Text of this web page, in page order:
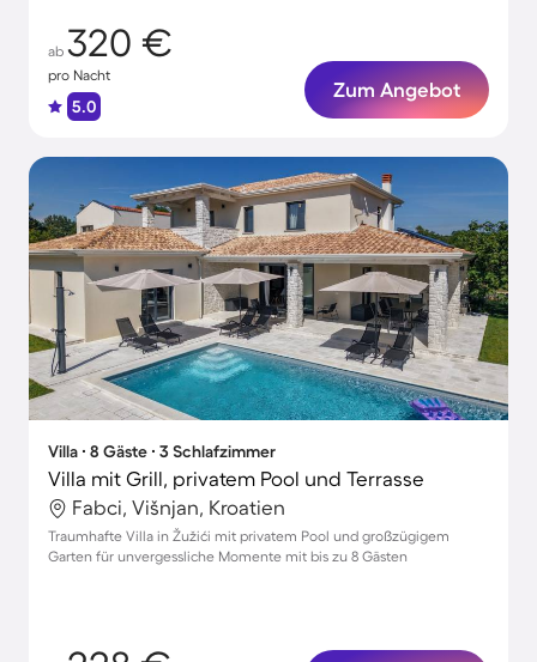
ab 320 €
pro Nacht
5.0
Zum Angebot
Villa ∙ 8 Gäste ∙ 3 Schlafzimmer
Villa mit Grill, privatem Pool und Terrasse
Fabci, Višnjan, Kroatien
Traumhafte Villa in Žužići mit privatem Pool und großzügigem
Garten für unvergessliche Momente mit bis zu 8 Gästen